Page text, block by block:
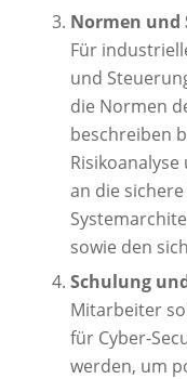
Normen und
Für
und
die Normen
beschreiben
an die
sowie den
Schulung
Mitarbeiter
für Cyber-
werden, um